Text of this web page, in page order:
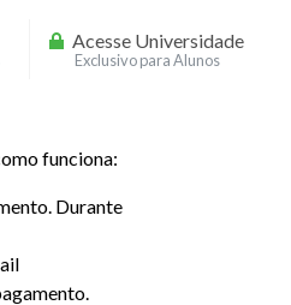
Acesse Universidade
Exclusivo para Alunos
funciona:
Durante